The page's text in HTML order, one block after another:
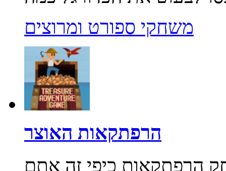
משחקי ספורט ומרוצים
הרפתקאות האוצר